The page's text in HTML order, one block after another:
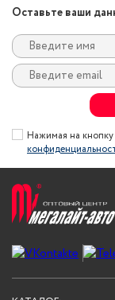
Оставьте ваши
Нажимая на кнопку